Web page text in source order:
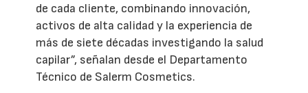
de cada cliente, combinando innovación,
activos de alta calidad y la experiencia de
más de siete décadas investigando la salud
capilar”, señalan desde el Departamento
Técnico de Salerm Cosmetics.